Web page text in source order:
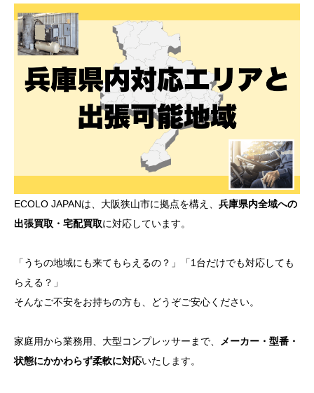
ECOLO JAPANは、大阪狭山市に拠点を構え、 兵庫県内全域への
出張買取・宅配買取に対応しています。
「うちの地域にも来てもらえるの？」「1台だけでも対応しても
らえる？」
そんなご不安をお持ちの方も、どうぞご安心ください。
家庭用から業務用、大型コンプレッサーまで、
メーカー・型番・
状態にかかわらず柔軟に対応いたします。